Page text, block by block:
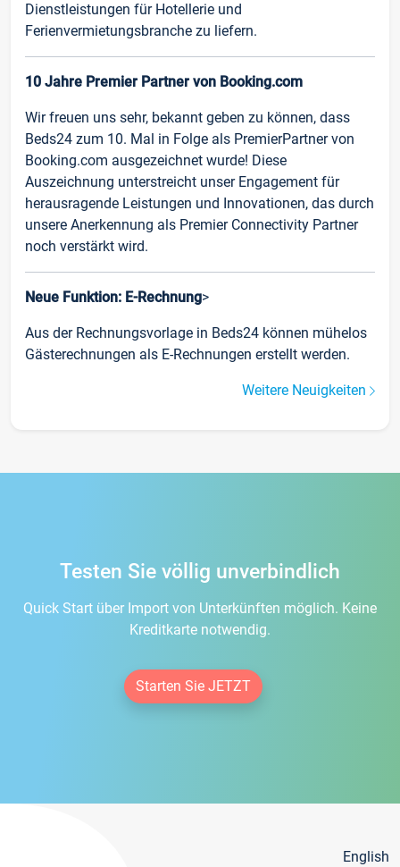
Dienstleistungen für Hotellerie und
Ferienvermietungsbranche zu liefern.
10 Jahre Premier Partner von Booking.com
Wir freuen uns sehr, bekannt geben zu können, dass
Beds24 zum 10. Mal in Folge als PremierPartner von
Booking.com ausgezeichnet wurde! Diese
Auszeichnung unterstreicht unser Engagement für
herausragende Leistungen und Innovationen, das durch
unsere Anerkennung als Premier Connectivity Partner
noch verstärkt wird.
Neue Funktion: E-Rechnung>
Aus der Rechnungsvorlage in Beds24 können mühelos
Gästerechnungen als E-Rechnungen erstellt werden.
Weitere Neuigkeiten
Testen Sie völlig unverbindlich
Quick Start über Import von Unterkünften möglich. Keine
Kreditkarte notwendig.
Starten Sie JETZT
English